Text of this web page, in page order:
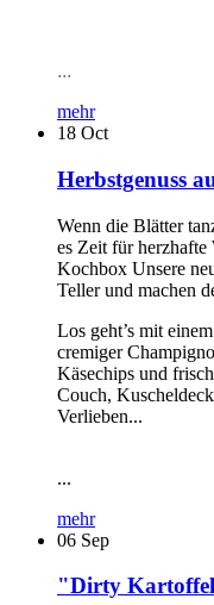
...
mehr
18 Oct
Herbstgenuss
Wenn die Blätter
es Zeit für
Kochbox Unsere
Teller und machen
Los geht’s mit
cremiger
Käsechips und
Couch,
Verlieben...
...
mehr
06 Sep
"Dirty